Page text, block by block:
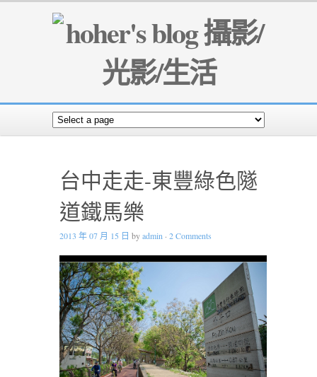
台中走走-東豐綠色隧
道鐵馬樂
2013 年 07 月 15 日 byadmin · 2 Comments